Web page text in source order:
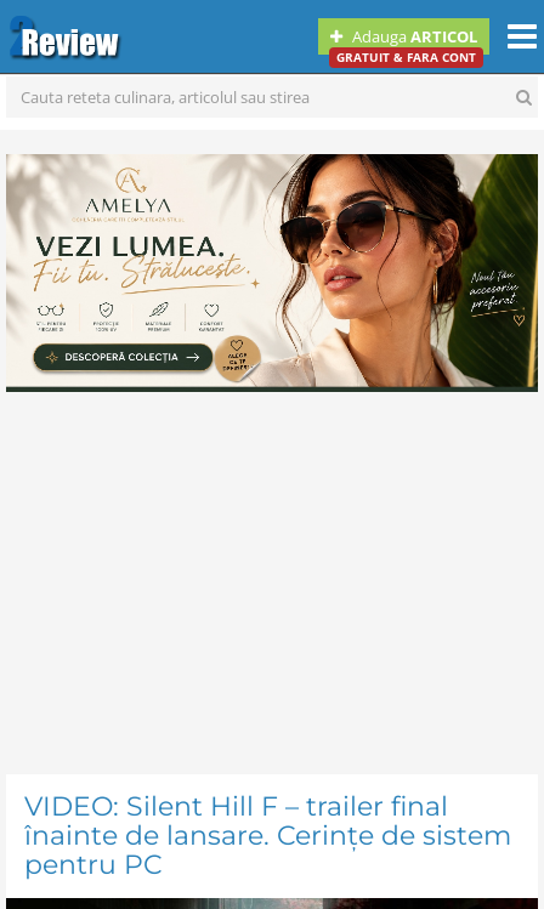
AdaugaARTICOL
GRATUIT & FARA CONT
VIDEO: Silent Hill F – trailer final
înainte de lansare. Cerințe de sistem
pentru PC